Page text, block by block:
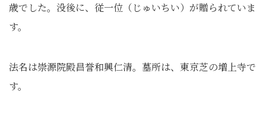
歳でした。没後に、従一位（じゅいちい）が贈られていま
す。
法名は崇源院殿昌誉和興仁清。墓所は、東京芝の増上寺で
す。